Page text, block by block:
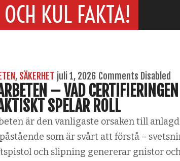
KUL FAKTA!
, SÄKERHET juli 1, 2026 Comments Disabled
– VAD
SPELAR ROLL
är den vanligaste orsaken till
som är svårt att förstå –
och slipning genererar gnistor